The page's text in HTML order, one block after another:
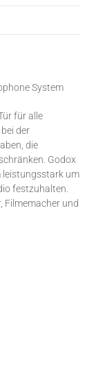
System
für alle
der
die
Godox
leistungsstark um
festzuhalten.
Filmemacher und